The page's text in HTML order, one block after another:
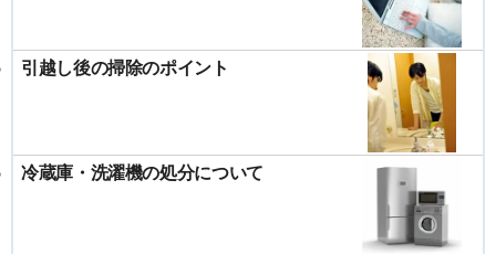
引越し後の掃除のポイント
冷蔵庫・洗濯機の処分について